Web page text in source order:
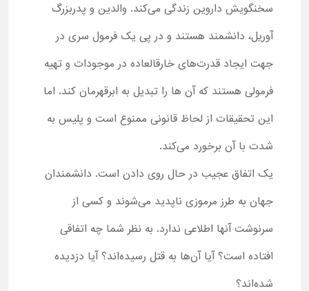
سخنگویش داروین زندگی می‌کند. والدین و پدربزرگ
آوریل، دانشمند هستند و در پی یک فرمول سری در
جهت ایجاد قدرت‌های خارق‎العاده در موجودات و تهیه
فرمولی هستند که آن ها را تبدیل به ابرقهرمان کند. اما
این تحقیقات از لحاظ قانونی ممنوع است و پلیس به
شدت با آن برخورد می‌کند.
یک اتفاق عجیب در حال روی دادن است. دانشمندان
جهان به طرز مرموزی ناپدید می‌شوند و کسی از
سرنوشت آن‍ها اطلاعی ندارد. به نظر شما چه اتفاقی
افتاده است؟ آیا آن‌ها به قتل رسیده‌اند؟ آیا دزدیده
شده‌اند؟